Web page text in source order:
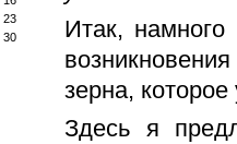
Итак,
зерна,
Здесь я
23
30